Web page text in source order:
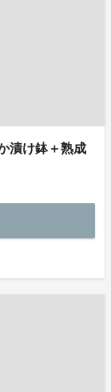
漬け鉢＋熟成